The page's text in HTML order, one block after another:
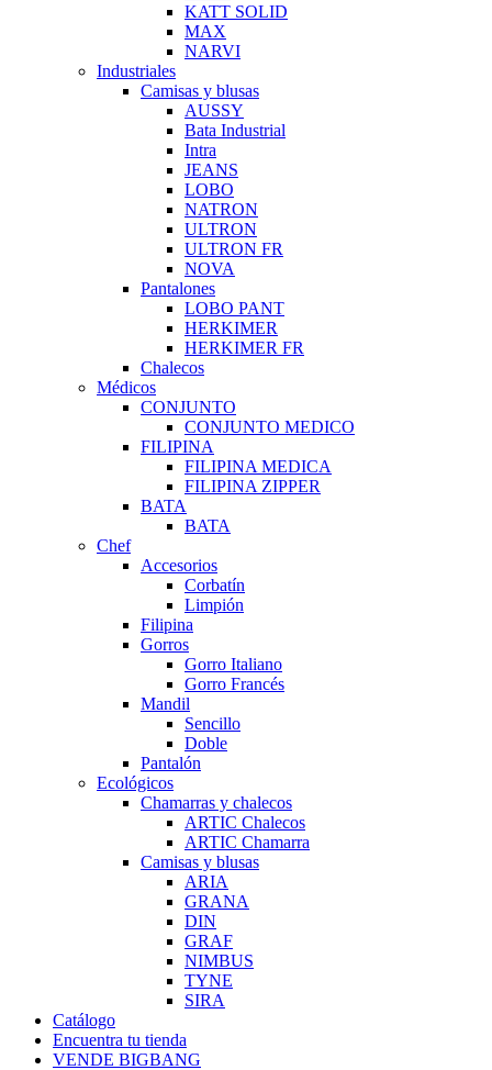
KATT SOLID
MAX
NARVI
Industriales
Camisas y blusas
AUSSY
Bata Industrial
Intra
JEANS
LOBO
NATRON
ULTRON
ULTRON FR
NOVA
Pantalones
LOBO PANT
HERKIMER
HERKIMER FR
Chalecos
Médicos
CONJUNTO
CONJUNTO MEDICO
FILIPINA
FILIPINA MEDICA
FILIPINA ZIPPER
BATA
BATA
Chef
Accesorios
Corbatín
Limpión
Filipina
Gorros
Gorro Italiano
Gorro Francés
Mandil
Sencillo
Doble
Pantalón
Ecológicos
Chamarras y chalecos
ARTIC Chalecos
ARTIC Chamarra
Camisas y blusas
ARIA
GRANA
DIN
GRAF
NIMBUS
TYNE
SIRA
Catálogo
Encuentra tu tienda
VENDE BIGBANG